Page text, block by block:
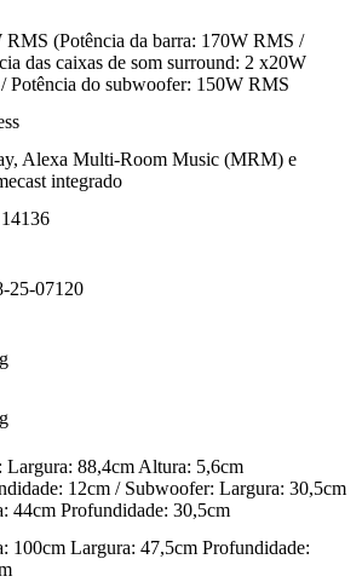
RMS (Potência da barra: 170W RMS /
das caixas de som surround: 2 x20W
Potência do subwoofer: 150W RMS
Alexa Multi-Room Music (MRM) e
integrado
25-07120
Largura: 88,4cm Altura: 5,6cm
12cm / Subwoofer: Largura: 30,5cm
44cm Profundidade: 30,5cm
100cm Largura: 47,5cm Profundidade: